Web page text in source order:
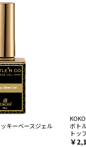
キーベースジェル
ボト
トッ
￥